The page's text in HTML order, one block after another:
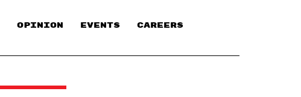
OPINION EVENTS CAREERS